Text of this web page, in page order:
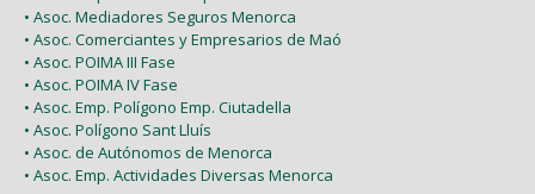
• Asoc. Mediadores Seguros Menorca
• Asoc. Comerciantes y Empresarios de Maó
• Asoc. POIMA III Fase
• Asoc. POIMA IV Fase
• Asoc. Emp. Polígono Emp. Ciutadella
• Asoc. Polígono Sant Lluís
• Asoc. de Autónomos de Menorca
• Asoc. Emp. Actividades Diversas Menorca